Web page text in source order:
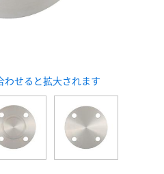
わせると拡大されます
し込み頂いてから本登録となるまで、数日